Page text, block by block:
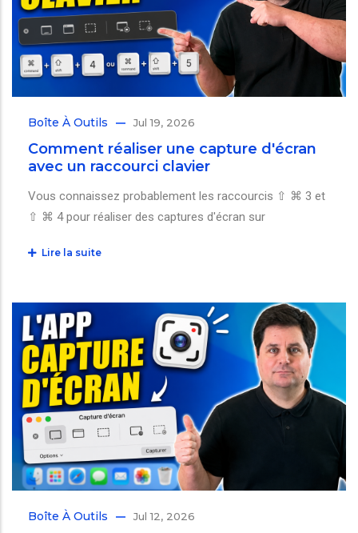
Boîte À Outils Jul 19, 2026
Comment réaliser une capture d'écran
avec un raccourci clavier
Vous connaissez probablement les raccourcis ⇧ ⌘ 3 et
⇧ ⌘ 4 pour réaliser des captures d'écran sur
Lire la suite
Boîte À Outils Jul 12, 2026